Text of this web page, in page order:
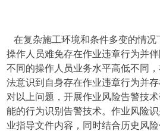
在复杂施工环境和条件多变的情况
操作人员难免存在作业违章行为并伴
不同的操作人员业务水平高低不同
法意识到自身存在作业违章行为并
对以上问题，开展作业风险告警技
能的行为识别告警技术。作业风险
业指导文件内容，同时结合历史风